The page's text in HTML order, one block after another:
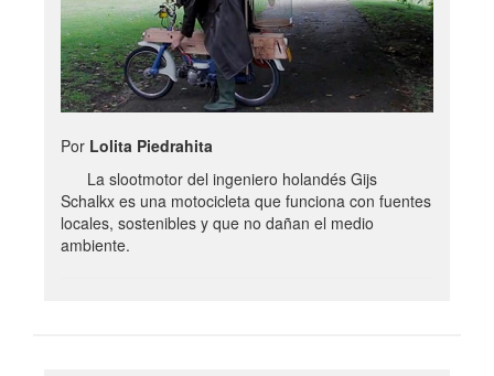
Por Lolita Piedrahita
La slootmotor del ingeniero holandés Gijs
Schalkx es una motocicleta que funciona con fuentes
locales, sostenibles y que no dañan el medio
ambiente.